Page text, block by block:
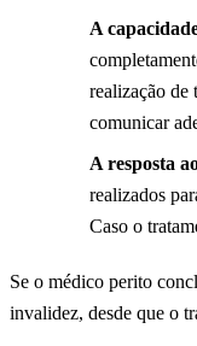
A
realização de
comunicar
A resposta
realizados
Caso o
Se o médico perito
invalidez, desde que o